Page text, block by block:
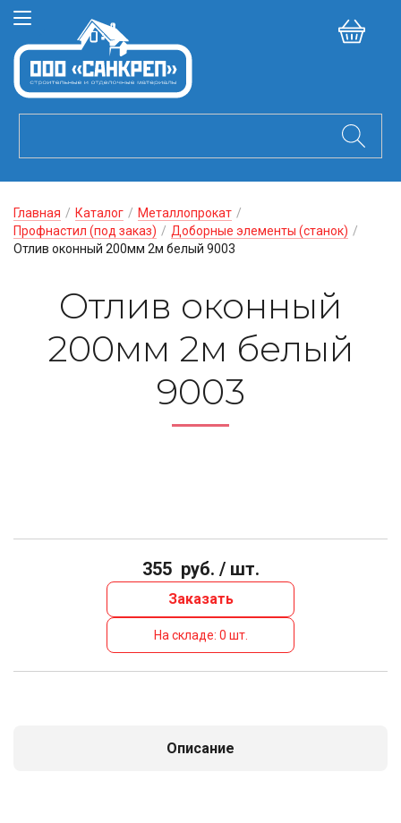
Главная / Каталог / Металлопрокат /
Профнастил (под заказ) / Доборные элементы (станок) /
Отлив оконный 200мм 2м белый 9003
Отлив оконный
200мм 2м белый
9003
355руб. / шт.
Заказать
На складе: 0 шт.
Описание